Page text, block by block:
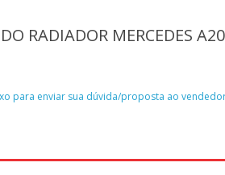
RADIADOR MERCEDES
para enviar sua dúvida/proposta ao